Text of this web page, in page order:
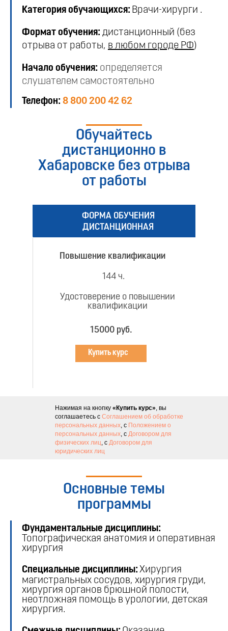
Категория обучающихся: Врачи-хирурги .
Формат обучения: дистанционный (без
отрыва от работы, в любом городе РФ)
Начало обучения: определяется
слушателем самостоятельно
Телефон: 8 800 200 42 62
Обучайтесь
дистанционно в
Хабаровске без отрыва
от работы
ФОРМА ОБУЧЕНИЯ
ДИСТАНЦИОННАЯ
Повышение квалификации
Удостоверение о повышении
квалификации
144 ч.
15000 руб.
Купить курс
Нажимая на кнопку «Купить курс», вы
соглашаетесь с Соглашением об обработке
персональных данных, с Положением о
персональных данных, с Договором для
физических лиц, с Договором для
юридических лиц
Основные темы
программы
Фундаментальные дисциплины:
Топографическая анатомия и оперативная
хирургия
Специальные дисциплины: Хирургия
магистральных сосудов, хирургия груди,
хирургия органов брюшной полости,
неотложная помощь в урологии, детская
хирургия.